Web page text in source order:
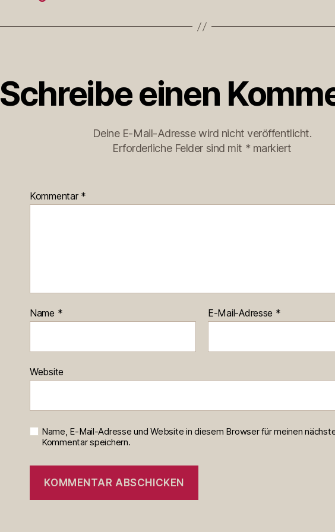
Schreibe einen
Deine E-Mail-Adresse wird nicht veröffentlicht.
Erforderliche Felder sind mit * markiert
Kommentar *
Name * E-Mail-Adresse *
Website
Name, E-Mail-Adresse und Website in diesem Browser für meinen
Kommentar speichern.